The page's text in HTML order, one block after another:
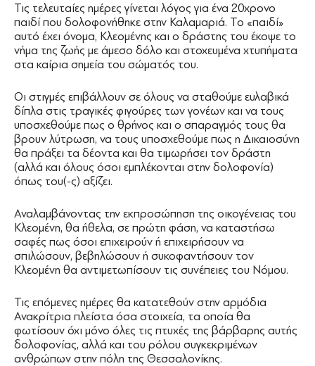
Τις τελευταίες ημέρες γίνεται λόγος για ένα 20χρονο
παιδί που δολοφονήθηκε στην Καλαμαριά. Το «παιδί»
αυτό έχει όνομα, Κλεομένης και ο δράστης του έκοψε το
νήμα της ζωής με άμεσο δόλο και στοχευμένα χτυπήματα
στα καίρια σημεία του σώματός του.
Οι στιγμές επιβάλλουν σε όλους να σταθούμε ευλαβικά
δίπλα στις τραγικές φιγούρες των γονέων και να τους
υποσχεθούμε πως ο θρήνος και ο σπαραγμός τους θα
βρουν λύτρωση, να τους υποσχεθούμε πως η Δικαιοσύνη
θα πράξει τα δέοντα και θα τιμωρήσει τον δράστη
(αλλά και όλους όσοι εμπλέκονται στην δολοφονία)
όπως του(-ς) αξίζει.
Αναλαμβάνοντας την εκπροσώπηση της οικογένειας του
Κλεομένη, θα ήθελα, σε πρώτη φάση, να καταστήσω
σαφές πως όσοι επιχειρούν ή επιχειρήσουν να
σπιλώσουν, βεβηλώσουν ή συκοφαντήσουν τον
Κλεομένη θα αντιμετωπίσουν τις συνέπειες του Νόμου.
Τις επόμενες ημέρες θα κατατεθούν στην αρμόδια
Ανακρίτρια πλείστα όσα στοιχεία, τα οποία θα
φωτίσουν όχι μόνο όλες τις πτυχές της βάρβαρης αυτής
δολοφονίας, αλλά και του ρόλου συγκεκριμένων
ανθρώπων στην πόλη της Θεσσαλονίκης.